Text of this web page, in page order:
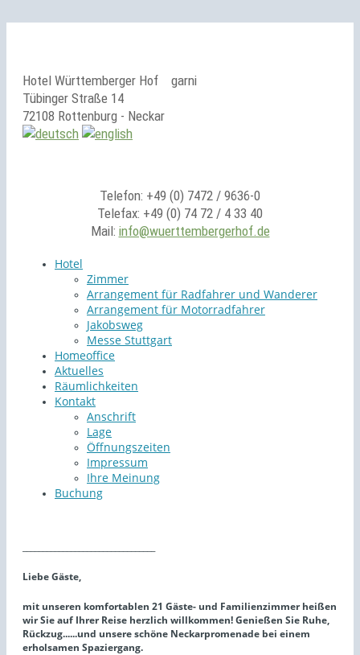
Hotel Württemberger Hof
garni
Tübinger Straße 14
72108 Rottenburg - Neckar
Telefon: +49 (0) 7472 / 9636-0
Telefax: +49 (0) 74 72 / 4 33 40
Mail: info@wuerttembergerhof.de
Hotel
Zimmer
Arrangement für Radfahrer und Wanderer
Arrangement für Motorradfahrer
Jakobsweg
Messe Stuttgart
Homeoffice
Aktuelles
Räumlichkeiten
Kontakt
Anschrift
Lage
Öffnungszeiten
Impressum
Ihre Meinung
Buchung
Liebe Gäste,
mit unseren komfortablen 21 Gäste- und Familienzimmer heißen
wir Sie auf Ihrer Reise herzlich willkommen! Genießen Sie Ruhe,
Rückzug......und unsere schöne Neckarpromenade bei einem
erholsamen Spaziergang.